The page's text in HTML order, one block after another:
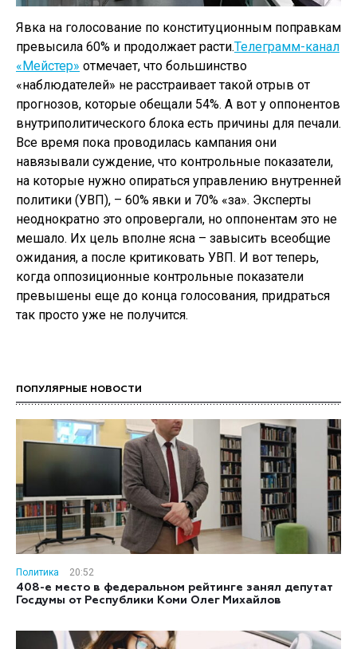
Явка на голосование по конституционным поправкам
превысила 60% и продолжает расти.Телеграмм-канал
«Мейстер» отмечает, что большинство
«наблюдателей» не расстраивает такой отрыв от
прогнозов, которые обещали 54%. А вот у оппонентов
внутриполитического блока есть причины для печали.
Все время пока проводилась кампания они
навязывали суждение, что контрольные показатели,
на которые нужно опираться управлению внутренней
политики (УВП), – 60% явки и 70% «за». Эксперты
неоднократно это опровергали, но оппонентам это не
мешало. Их цель вполне ясна – завысить всеобщие
ожидания, а после критиковать УВП. И вот теперь,
когда оппозиционные контрольные показатели
превышены еще до конца голосования, придраться
так просто уже не получится.
ПОПУЛЯРНЫЕ НОВОСТИ
Политика
20:52
408-е место в федеральном рейтинге занял депутат
Госдумы от Республики Коми Олег Михайлов